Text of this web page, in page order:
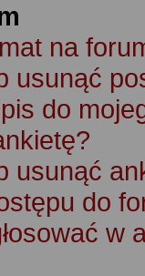
na
usunąć
do
usunąć
do
w